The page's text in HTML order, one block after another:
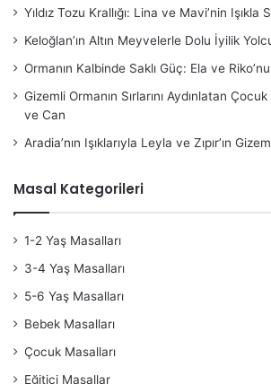
Yıldız Tozu Krallığı: Lina ve Mavi’nin Işıkla
Keloğlan’ın Altın Meyvelerle Dolu İyilik
Ormanın Kalbinde Saklı Güç: Ela ve
Gizemli Ormanın Sırlarını Aydınlatan
ve Can
Aradia’nın Işıklarıyla Leyla ve Zıpır’ın
Masal Kategorileri
1-2 Yaş Masalları
3-4 Yaş Masalları
5-6 Yaş Masalları
Bebek Masalları
Çocuk Masalları
Eğitici Masallar